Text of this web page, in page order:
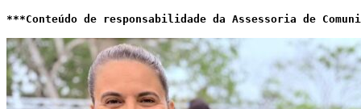
***Conteúdo de responsabilidade da Assessoria de